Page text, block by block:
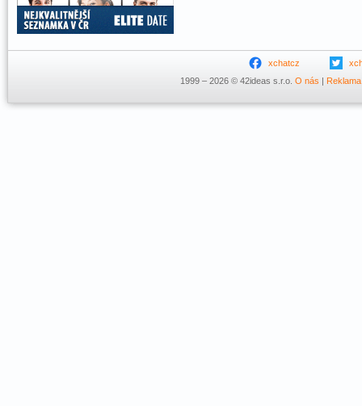
xchatcz
1999 – 2026 © 42ideas s.r.o. O nás | Reklama